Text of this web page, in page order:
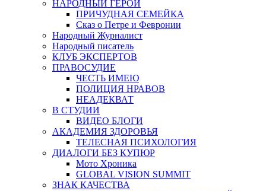
НАРОДНЫЙ ГЕРОЙ
ПРИЧУДНАЯ СЕМЕЙКА
Сказ о Петре и Февронии
Народный Журналист
Народный писатель
КЛУБ ЭКСПЕРТОВ
ПРАВОСУДИЕ
ЧЕСТЬ ИМЕЮ
ПОЛИЦИЯ НРАВОВ
НЕАДЕКВАТ
В СТУДИИ
ВИДЕО БЛОГИ
АКАДЕМИЯ ЗДОРОВЬЯ
ТЕЛЕСНАЯ ПСИХОЛОГИЯ
ДИАЛОГИ БЕЗ КУПЮР
Мото Хроника
GLOBAL VISION SUMMIT
ЗНАК КАЧЕСТВА